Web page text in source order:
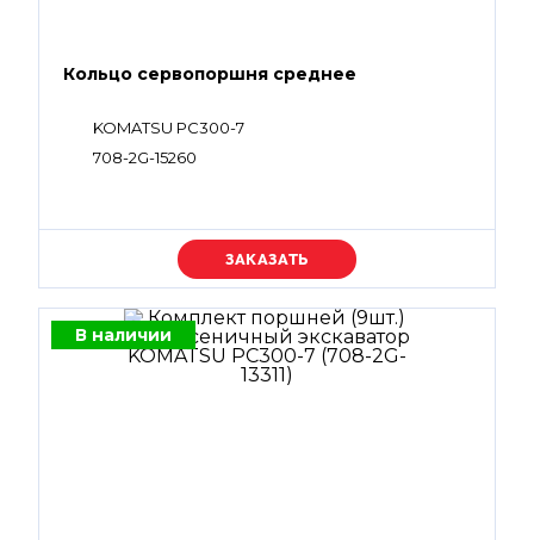
Кольцо сервопоршня среднее
KOMATSU PC300-7
708-2G-15260
Уточняйте цену
В наличии